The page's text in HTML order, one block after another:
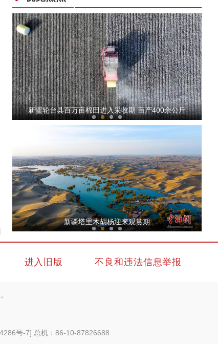
外交部驻港公署特派员崔建春：亲眼见的新疆最真实
新疆轮台县百万亩棉田进入采收期 亩产400余公斤
南非驻港总领事为新疆“上头”：语言不通太遗憾，果断学中
文
新疆塔里木胡杨迎来观赏期
进入旧版 不良和违法信息举报
号-7] 总机：86-10-87826688